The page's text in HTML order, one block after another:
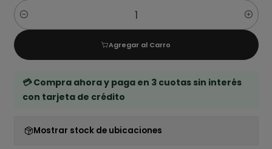
Cantidad
Agregar al Carro
💳 Compra ahora y paga en 3 cuotas sin interés
con tarjeta de crédito
Mostrar stock de ubicaciones